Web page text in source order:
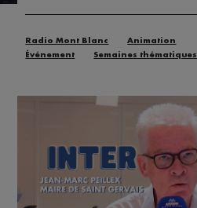
Radio Mont Blanc
Animation
Événement
Semaines thématiques